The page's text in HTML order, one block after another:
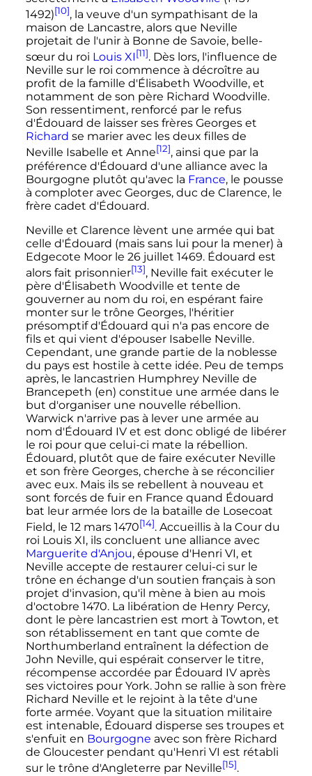
1492)[10], la veuve d'un sympathisant de la
maison de Lancastre, alors que Neville
projetait de l'unir à Bonne de Savoie, belle-
sœur du roi Louis XI[11]. Dès lors, l'influence de
Neville sur le roi commence à décroître au
profit de la famille d'Élisabeth Woodville, et
notamment de son père Richard Woodville.
Son ressentiment, renforcé par le refus
d'Édouard de laisser ses frères Georges et
Richard se marier avec les deux filles de
Neville Isabelle et Anne[12], ainsi que par la
préférence d'Édouard d'une alliance avec la
Bourgogne plutôt qu'avec la France, le pousse
à comploter avec Georges, duc de Clarence, le
frère cadet d'Édouard.
Neville et Clarence lèvent une armée qui bat
celle d'Édouard (mais sans lui pour la mener) à
Edgecote Moor le 26 juillet 1469. Édouard est
alors fait prisonnier[13], Neville fait exécuter le
père d'Élisabeth Woodville et tente de
gouverner au nom du roi, en espérant faire
monter sur le trône Georges, l'héritier
présomptif d'Édouard qui n'a pas encore de
fils et qui vient d'épouser Isabelle Neville.
Cependant, une grande partie de la noblesse
du pays est hostile à cette idée. Peu de temps
après, le lancastrien Humphrey Neville de
Brancepeth (en) constitue une armée dans le
but d'organiser une nouvelle rébellion.
Warwick n'arrive pas à lever une armée au
nom d'Édouard IVet est donc obligé de libérer
le roi pour que celui-ci mate la rébellion.
Édouard, plutôt que de faire exécuter Neville
et son frère Georges, cherche à se réconcilier
avec eux. Mais ils se rebellent à nouveau et
sont forcés de fuir en France quand Édouard
bat leur armée lors de la bataille de Losecoat
Field, le 12 mars 1470[14]. Accueillis à la Cour du
roi Louis XI, ils concluent une alliance avec
Marguerite d'Anjou, épouse d'Henri VI, et
Neville accepte de restaurer celui-ci sur le
trône en échange d'un soutien français à son
projet d'invasion, qu'il mène à bien au mois
d'octobre 1470. La libération de Henry Percy,
dont le père lancastrien est mort à Towton, et
son rétablissement en tant que comte de
Northumberland entraînent la défection de
John Neville, qui espérait conserver le titre,
récompense accordée par Édouard IVaprès
ses victoires pour York. John se rallie à son frère
Richard Neville et le rejoint à la tête d'une
forte armée. Voyant que la situation militaire
est intenable, Édouard disperse ses troupes et
s'enfuit en Bourgogne avec son frère Richard
de Gloucester pendant qu'Henri VI est rétabli
sur le trône d'Angleterre par Neville[15].